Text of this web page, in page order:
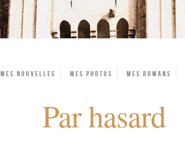
Mes Nouvelles Mes photos Mes Romans
Par hasard